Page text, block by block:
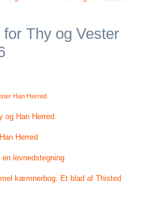
Thy og Vester
Han Herred
og Han Herred
Herred
levnedstegning
kæmnerbog. Et blad af Thisted